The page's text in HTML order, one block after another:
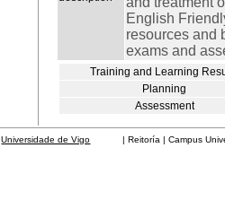
English
resources and
exams and
Training and Learning
Planning
Assessment
Universidade de Vigo | Reitoría | Campus